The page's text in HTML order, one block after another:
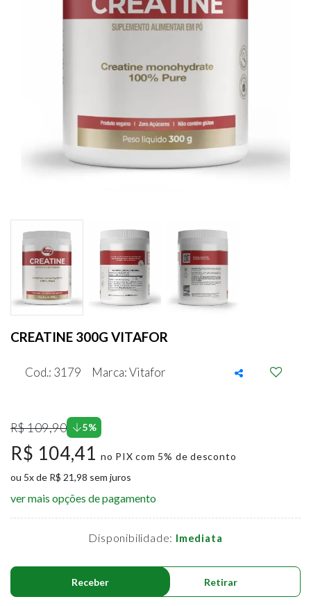
CREATINE 300G VITAFOR
Cod.: 3179 Marca: Vitafor
R$ 109,90 5%
R$ 104,41 no PIX com 5% de desconto
ou 5x de R$ 21,98 sem juros
ver mais opções de pagamento
Disponibilidade: Imediata
Receber Retirar